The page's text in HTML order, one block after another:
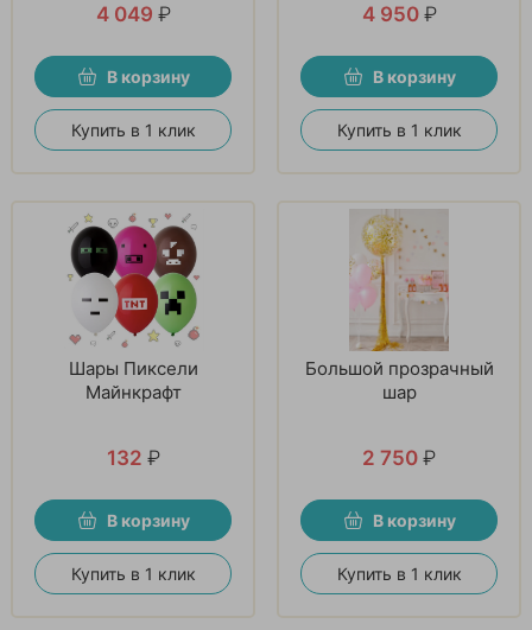
4 049 ₽
В корзину
Купить в 1 клик
4 950 ₽
В корзину
Купить в 1 клик
Шары Пиксели
Майнкрафт
132 ₽
В корзину
Купить в 1 клик
Большой прозрачный
шар
2 750 ₽
В корзину
Купить в 1 клик